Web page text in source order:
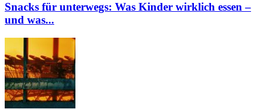
Snacks für unterwegs: Was Kinder wirklich essen –
und was...